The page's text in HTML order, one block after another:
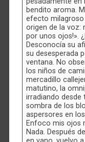
bendito aroma.
efecto milagroso
origen de la voz:
por unos ojos!».
Desconocía su
su desesperada
ventana. No
los niños de
mercadillo
matutino, la
irradiando desde
sombra de los
aspersores en
Enfoco mis ojos
Nada. Después